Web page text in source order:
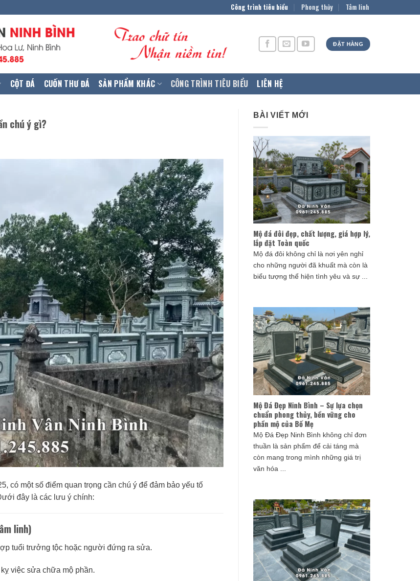
Công trình tiêu biểu Phong thủy Tâm linh
ĐẶT HÀNG
CỘT ĐÁ CUỐN THƯ ĐÁ SẢN PHẨM KHÁC CÔNG TRÌNH TIÊU BIỂU LIÊN HỆ
chú ý gì?
có một số điểm quan trọng cần chú ý để đảm bảo yếu tố
đây là các lưu ý chính:
linh)
tuổi trưởng tộc hoặc người đứng ra sửa.
việc sửa chữa mộ phần.
BÀI VIẾT MỚI
Mộ đá đôi đẹp, chất lượng, giá hợp lý,
lắp đặt Toàn quốc
Mộ đá đôi không chỉ là nơi yên nghỉ
cho những người đã khuất mà còn là
biểu tượng thể hiện tình yêu và sự ...
Mộ Đá Đẹp Ninh Bình – Sự lựa chọn
chuẩn phong thủy, bền vững cho
phần mộ của Bố Mẹ
Mộ Đá Đẹp Ninh Bình không chỉ đơn
thuần là sản phẩm để cải táng mà
còn mang trong mình những giá trị
văn hóa ...